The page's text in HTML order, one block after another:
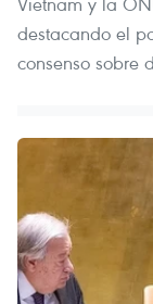
destacando el
consenso sobre